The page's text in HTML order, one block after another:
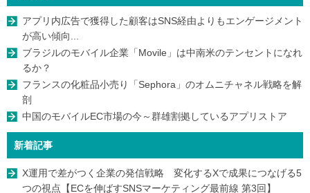
アプリ内広告で獲得した顧客はSNS経由よりもエンゲージメント
が高い傾向...
ブラジルのモバイル企業「Movile」は中南米のテンセントになれ
るか？
フランスの化粧品小売り「Sephora」のオムニチャネル戦略を解
剖
中国のモバイルEC市場の今～群雄割拠しているアプリストア
新着記事
X運用で差がつく企業の発信戦略 変化するXで成果につなげる5
つの視点【ECを伸ばすSNSマーケティング最前線 第3回】